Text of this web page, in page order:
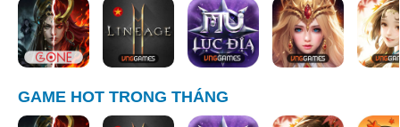
GAME HOT TRONG THÁNG